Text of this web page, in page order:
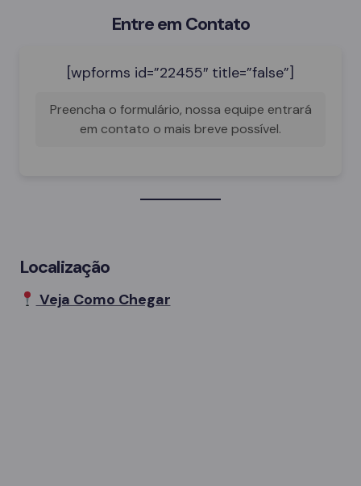
Entre em Contato
[wpforms id=”22455″ title=”false”]
Preencha o formulário, nossa equipe entrará
em contato o mais breve possível.
Localização
Veja Como Chegar